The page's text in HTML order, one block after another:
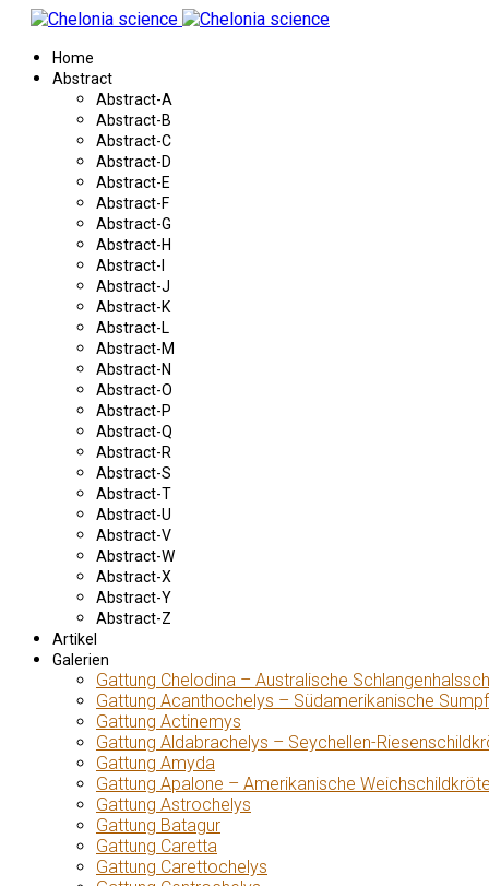
Home
Abstract
Abstract-A
Abstract-B
Abstract-C
Abstract-D
Abstract-E
Abstract-F
Abstract-G
Abstract-H
Abstract-I
Abstract-J
Abstract-K
Abstract-L
Abstract-M
Abstract-N
Abstract-O
Abstract-P
Abstract-Q
Abstract-R
Abstract-S
Abstract-T
Abstract-U
Abstract-V
Abstract-W
Abstract-X
Abstract-Y
Abstract-Z
Artikel
Galerien
Gattung Chelodina – Australische
Gattung Acanthochelys – Südamerikanische
Gattung Actinemys
Gattung Aldabrachelys – Seychellen-
Gattung Amyda
Gattung Apalone – Amerikanische
Gattung Astrochelys
Gattung Batagur
Gattung Caretta
Gattung Carettochelys